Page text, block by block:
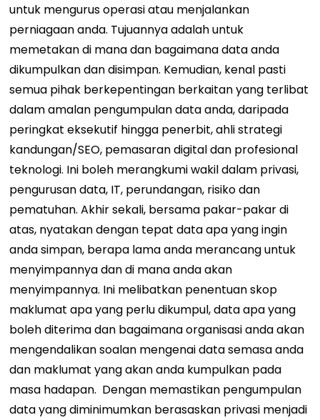
untuk mengurus operasi atau menjalankan
perniagaan anda. Tujuannya adalah untuk
memetakan di mana dan bagaimana data anda
dikumpulkan dan disimpan. Kemudian, kenal pasti
semua pihak berkepentingan berkaitan yang terlibat
dalam amalan pengumpulan data anda, daripada
peringkat eksekutif hingga penerbit, ahli strategi
kandungan/SEO, pemasaran digital dan profesional
teknologi. Ini boleh merangkumi wakil dalam privasi,
pengurusan data, IT, perundangan, risiko dan
pematuhan. Akhir sekali, bersama pakar-pakar di
atas, nyatakan dengan tepat data apa yang ingin
anda simpan, berapa lama anda merancang untuk
menyimpannya dan di mana anda akan
menyimpannya. Ini melibatkan penentuan skop
maklumat apa yang perlu dikumpul, data apa yang
boleh diterima dan bagaimana organisasi anda akan
mengendalikan soalan mengenai data semasa anda
dan maklumat yang akan anda kumpulkan pada
masa hadapan. Dengan memastikan pengumpulan
data yang diminimumkan berasaskan privasi menjadi